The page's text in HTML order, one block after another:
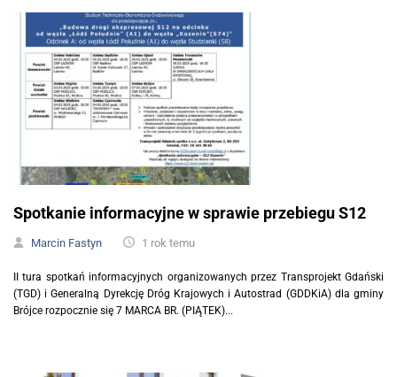
Spotkanie informacyjne w sprawie przebiegu S12
Marcin Fastyn 1 rok temu
II tura spotkań informacyjnych organizowanych przez Transprojekt Gdański
(TGD) i Generalną Dyrekcję Dróg Krajowych i Autostrad (GDDKiA) dla gminy
Brójce rozpocznie się 7 MARCA BR. (PIĄTEK)...